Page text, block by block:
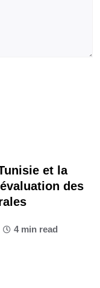
et la
des
4 min read